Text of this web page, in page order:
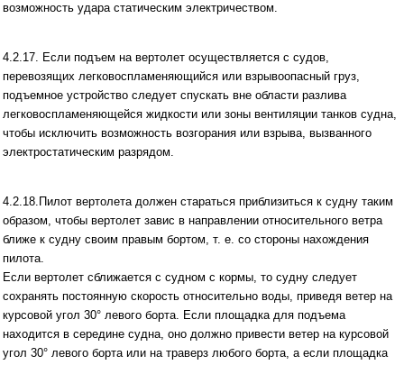
возможность удара статическим электричеством.
4.2.17. Если подъем на вертолет осуществляется с судов,
перевозящих легковоспламеняющийся или взрывоопасный груз,
подъемное устройство следует спускать вне области разлива
легковоспламеняющейся жидкости или зоны вентиляции танков судна,
чтобы исключить возможность возгорания или взрыва, вызванного
электростатическим разрядом.
4.2.18.Пилот вертолета должен стараться приблизиться к судну таким
образом, чтобы вертолет завис в направлении относительного ветра
ближе к судну своим правым бортом, т. е. со стороны нахождения
пилота.
Если вертолет сближается с судном с кормы, то судну следует
сохранять постоянную скорость относительно воды, приведя ветер на
курсовой угол 30° левого борта. Если площадка для подъема
находится в середине судна, оно должно привести ветер на курсовой
угол 30° левого борта или на траверз любого борта, а если площадка